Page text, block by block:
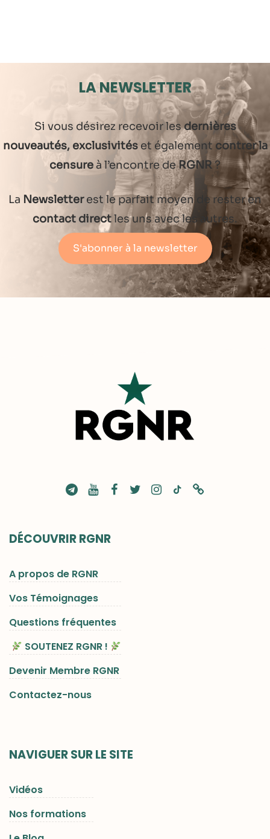
LA NEWSLETTER
Si vous désirez recevoir lesdernières
nouveautés, exclusivitéset également contrer la
censureà l’encontre deRGNR?
La Newsletterest le parfait moyen de rester en
contact directles uns avec les autres.
S'abonner à la newsletter
DÉCOUVRIR RGNR
A propos de RGNR
Vos Témoignages
Questions fréquentes
SOUTENEZ RGNR !
Devenir Membre RGNR
Contactez-nous
NAVIGUER SUR LE SITE
Vidéos
Nos formations